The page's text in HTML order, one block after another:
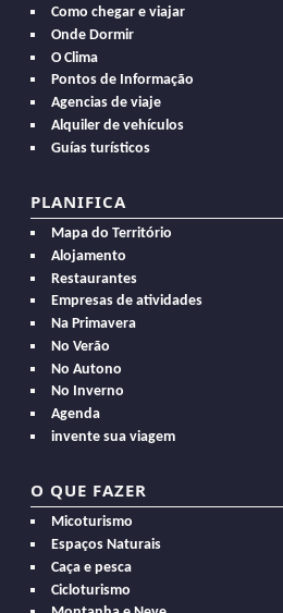
Como chegar e viajar
Onde Dormir
O Clima
Pontos de Informação
Agencias de viaje
Alquiler de vehículos
Guías turísticos
PLANIFICA
Mapa do Território
Alojamento
Restaurantes
Empresas de atividades
Na Primavera
No Verão
No Autono
No Inverno
Agenda
invente sua viagem
O QUE FAZER
Micoturismo
Espaços Naturais
Caça e pesca
Cicloturismo